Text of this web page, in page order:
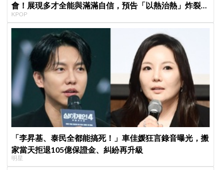
會！展現多才全能與滿滿自信，預告「以熱治熱」炸裂夏
日音樂圈
KPOP
「李昇基、泰民全都能搞死！」車佳媛狂言錄音曝光，搬
家當天拒退105億保證金、糾紛再升級
明星